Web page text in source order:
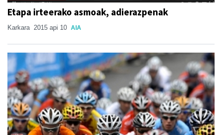
Etapa irteerako asmoak, adierazpenak
Karkara 2015 api 10 AIA